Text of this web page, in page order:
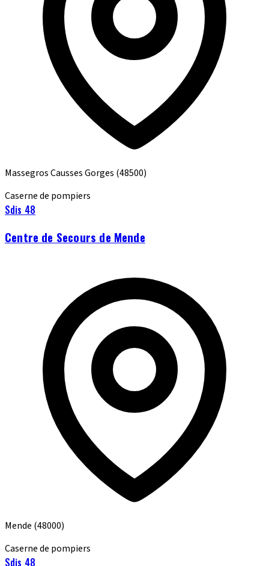
Massegros Causses Gorges (48500)
Caserne de pompiers
Sdis 48
Centre de Secours de Mende
Mende (48000)
Caserne de pompiers
Sdis 48